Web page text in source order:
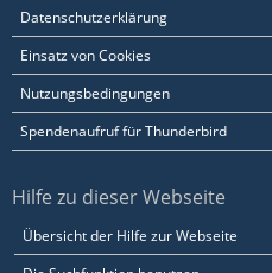
Datenschutzerklärung
Einsatz von Cookies
Nutzungsbedingungen
Spendenaufruf für Thunderbird
Hilfe zu dieser Webseite
Übersicht der Hilfe zur Webseite